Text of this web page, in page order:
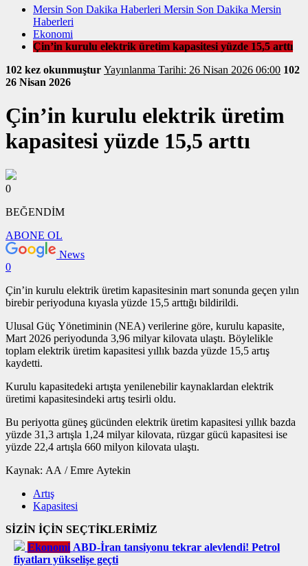
Mersin Son Dakika Haberleri Mersin Son Dakika Mersin
Haberleri
Ekonomi
Çin’in kurulu elektrik üretim kapasitesi yüzde 15,5 arttı
102 kez okunmuştur
Yayınlanma Tarihi: 26 Nisan 2026 06:00 102
26 Nisan 2026
Çin’in kurulu elektrik üretim
kapasitesi yüzde 15,5 arttı
0
BEĞENDİM
ABONE OL
News
0
Çin’in kurulu elektrik üretim kapasitesinin mart sonunda geçen yılın
birebir periyoduna kıyasla yüzde 15,5 arttığı bildirildi.
Ulusal Güç Yönetiminin (NEA) verilerine göre, kurulu kapasite,
Mart 2026 periyodunda 3,96 milyar kilovata ulaştı. Böylelikle
toplam elektrik üretim kapasitesi yıllık bazda yüzde 15,5 artış
kaydetti.
Kurulu kapasitedeki artışta yenilenebilir kaynaklardan elektrik
üretimi kapasitesindeki artış tesirli oldu.
Bu periyotta güneş gücünden elektrik üretim kapasitesi yıllık bazda
yüzde 31,3 artışla 1,24 milyar kilovata, rüzgar gücü kapasitesi ise
yüzde 22,4 artışla 660 milyon kilovata ulaştı.
Kaynak: AA / Emre Aytekin
Artış
Kapasitesi
SİZİN İÇİN SEÇTİKLERİMİZ
Ekonomi ABD-İran tansiyonu tekrar alevlendi! Petrol
fiyatları yükselişe geçti